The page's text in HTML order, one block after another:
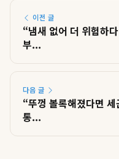
이전 글
“냄새 없어 더 위험하
부...
다음 글
“뚜껑 볼록해졌다면
통...